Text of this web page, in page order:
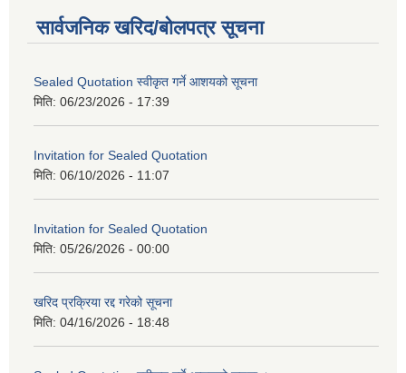
सार्वजनिक खरिद/बोलपत्र सूचना
Sealed Quotation स्वीकृत गर्ने आशयको सूचना
मिति: 06/23/2026 - 17:39
Invitation for Sealed Quotation
मिति: 06/10/2026 - 11:07
Invitation for Sealed Quotation
मिति: 05/26/2026 - 00:00
खरिद प्रक्रिया रद्द गरेको सूचना
मिति: 04/16/2026 - 18:48